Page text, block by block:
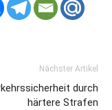
Nächster Artikel
durch
härtere Strafen